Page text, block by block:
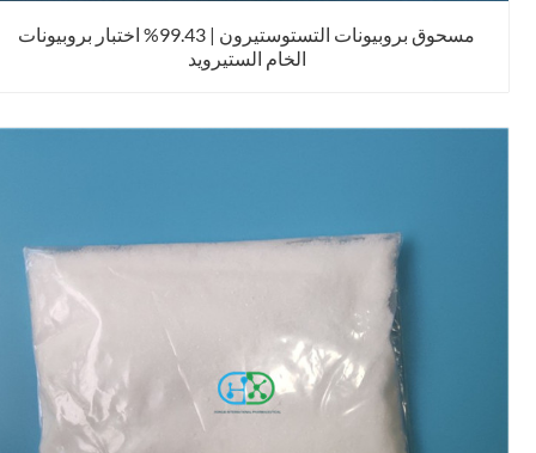
مسحوق بروبيونات التستوستيرون | 99.43% اختبار بروبيونات
الخام الستيرويد